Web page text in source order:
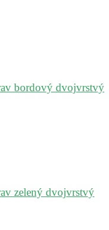
bordový dvojvrstvý
zelený dvojvrstvý